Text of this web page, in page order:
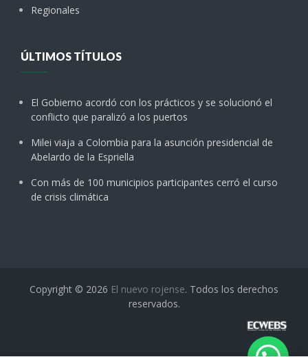
Regionales
ÚLTIMOS TÍTULOS
El Gobierno acordó con los prácticos y se solucionó el
conflicto que paralizó a los puertos
Milei viaja a Colombia para la asunción presidencial de
Abelardo de la Espriella
Con más de 100 municipios participantes cerró el curso
de crisis climática
Copyright © 2026 El nuevo rojense. Todos los derechos
reservados.